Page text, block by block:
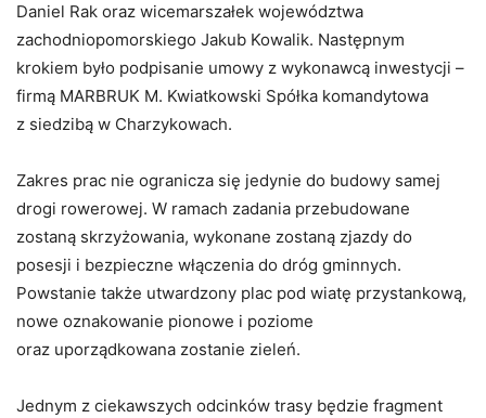
Daniel Rak oraz wicemarszałek województwa
zachodniopomorskiego Jakub Kowalik. Następnym
krokiem było podpisanie umowy z wykonawcą inwestycji –
firmą MARBRUK M. Kwiatkowski Spółka komandytowa
z siedzibą w Charzykowach.
Zakres prac nie ogranicza się jedynie do budowy samej
drogi rowerowej. W ramach zadania przebudowane
zostaną skrzyżowania, wykonane zostaną zjazdy do
posesji i bezpieczne włączenia do dróg gminnych.
Powstanie także utwardzony plac pod wiatę przystankową,
nowe oznakowanie pionowe i poziome
oraz uporządkowana zostanie zieleń.
Jednym z ciekawszych odcinków trasy będzie fragment